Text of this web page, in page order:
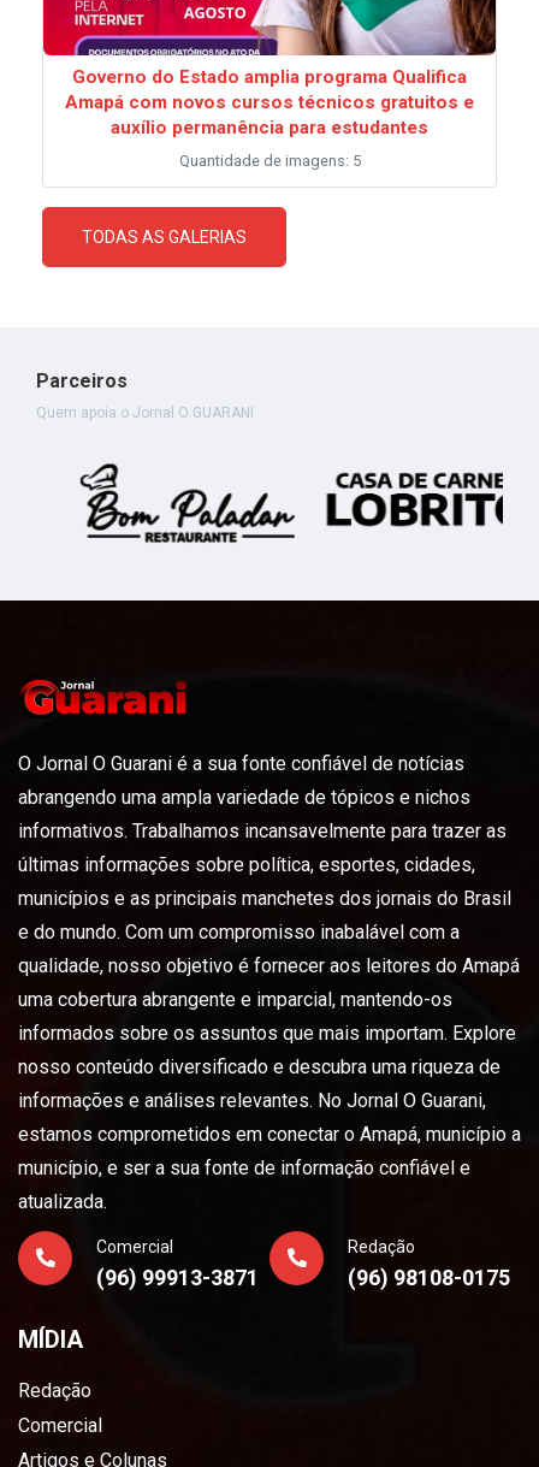
Governo do Estado amplia programa Qualifica
Amapá com novos cursos técnicos gratuitos e
auxílio permanência para estudantes
Quantidade de imagens: 5
TODAS AS GALERIAS
Parceiros
Quem apoia o Jornal O GUARANI
O Jornal O Guarani é a sua fonte confiável de notícias
abrangendo uma ampla variedade de tópicos e nichos
informativos. Trabalhamos incansavelmente para trazer as
últimas informações sobre política, esportes, cidades,
municípios e as principais manchetes dos jornais do Brasil
e do mundo. Com um compromisso inabalável com a
qualidade, nosso objetivo é fornecer aos leitores do Amapá
uma cobertura abrangente e imparcial, mantendo-os
informados sobre os assuntos que mais importam. Explore
nosso conteúdo diversificado e descubra uma riqueza de
informações e análises relevantes. No Jornal O Guarani,
estamos comprometidos em conectar o Amapá, município a
município, e ser a sua fonte de informação confiável e
atualizada.
Comercial
(96) 99913-3871
Redação
(96) 98108-0175
MÍDIA
Redação
Comercial
Artigos e Colunas